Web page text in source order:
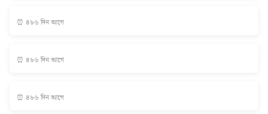
⏰ ৪৮৬ দিন আগে
⏰ ৪৮৬ দিন আগে
⏰ ৪৮৬ দিন আগে